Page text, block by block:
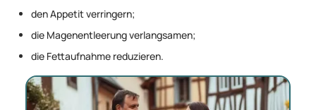
den Appetit verringern;
die Magenentleerung verlangsamen;
die Fettaufnahme reduzieren.